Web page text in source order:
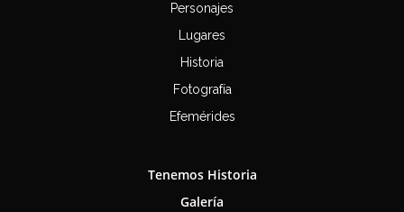
Personajes
Lugares
Historia
Fotografía
Efemérides
Tenemos Historia
Galería